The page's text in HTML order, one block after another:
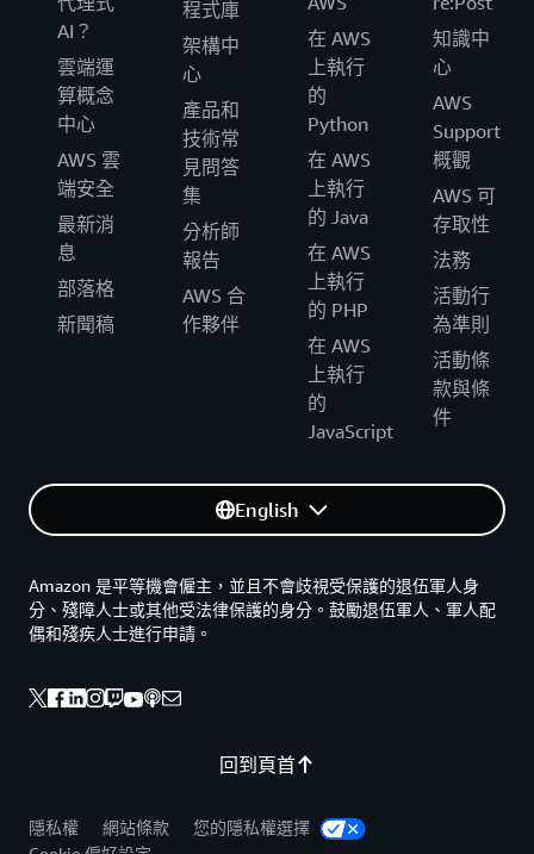
AI？
雲端運
算概念
中心
AWS 雲
端安全
最新消
息
部落格
新聞稿
程式庫
架構中
心
產品和
技術常
見問答
集
分析師
報告
AWS 合
作夥伴
在 AWS
上執行
的
Python
在 AWS
上執行
的 Java
在 AWS
上執行
的 PHP
在 AWS
上執行
的
JavaScript
知識中
心
AWS
Support
概觀
AWS 可
存取性
法務
活動行
為準則
活動條
款與條
件
English
回到頁首
Amazon 是平等機會僱主，並且不會歧視受保護的退伍軍人身
分、殘障人士或其他受法律保護的身分。鼓勵退伍軍人、軍人配
偶和殘疾人士進行申請。
隱私權 網站條款
您的隱私權選擇